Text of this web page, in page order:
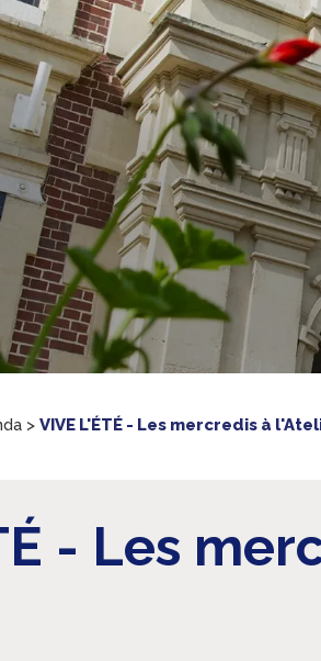
> VIVE L'ÉTÉ - Les mercredis à
- Les